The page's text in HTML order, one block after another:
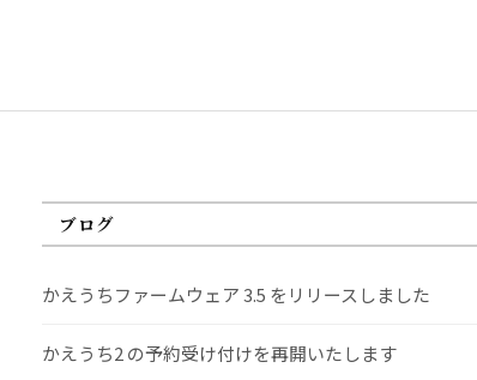
ブログ
かえうちファームウェア 3.5 をリリースしました
かえうち2 の予約受け付けを再開いたします